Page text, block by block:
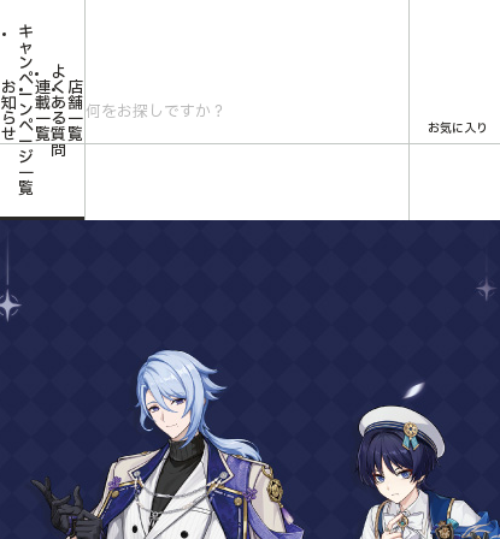
お
知
ら
せ
キ
ャ
ン
ペ
ー
ン
ペ
ー
ジ
一
覧
連
載
一
覧
よ
く
あ
る
質
問
店
舗
一
覧
お気に入り
コミック・アニメ・ゲーム雑貨